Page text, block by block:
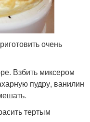
очень
Взбить миксером
пудру, ванилин
тертым